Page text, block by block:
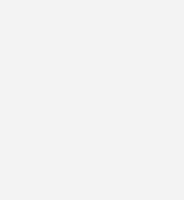
gewinnt in Deutschland unter
von Robert Habeck ein gutes Tempo.
Leistung legte laut BSW
gegenüber dem Vorjahr
derweil einen Ökostromanteil